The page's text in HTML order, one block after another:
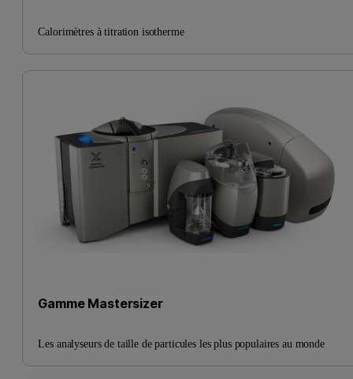
Calorimètres à titration isotherme
Gamme Mastersizer
Les analyseurs de taille de particules les plus populaires au monde